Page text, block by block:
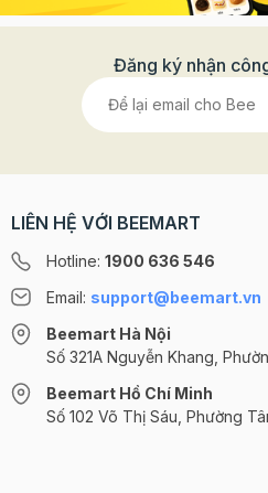
Đăng ký nhận
LIÊN HỆ VỚI BEEMART
Hotline: 1900 636 546
Email: support@beemart.vn
Beemart Hà Nội
Số 321A Nguyễn Khang,
Beemart Hồ Chí Minh
Số 102 Võ Thị Sáu, Phường